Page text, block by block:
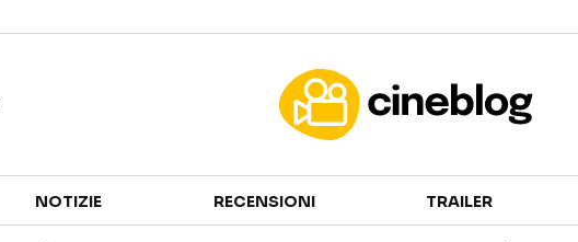
NOTIZIE RECENSIONI TRAILER